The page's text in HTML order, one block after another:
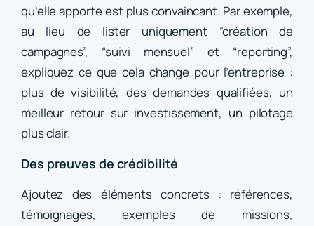
qu’elle apporte est plus convaincant. Par exemple,
au lieu de lister uniquement “création de
campagnes”, “suivi mensuel” et “reporting”,
expliquez ce que cela change pour l’entreprise :
plus de visibilité, des demandes qualifiées, un
meilleur retour sur investissement, un pilotage
plus clair.
Des preuves de crédibilité
Ajoutez des éléments concrets : références,
témoignages, exemples de missions,